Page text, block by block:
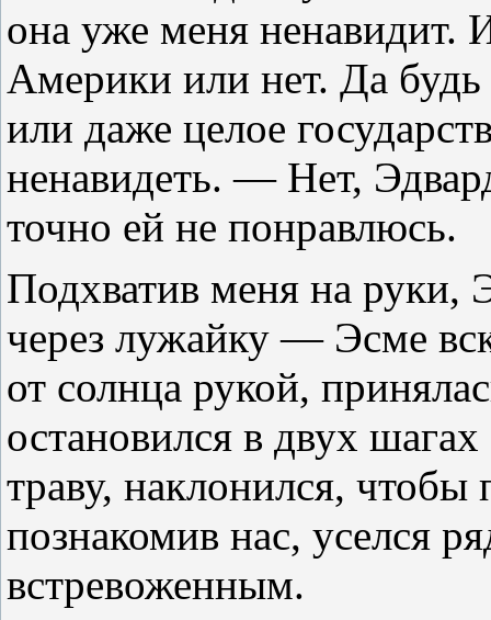
она уже меня ненавидит.
Америки или нет. Да
или даже целое
ненавидеть. — Нет,
точно ей не понравлюсь.
Подхватив меня на руки,
через лужайку — Эсме
от солнца рукой,
остановился в двух
траву, наклонился,
познакомив нас, уселся
встревоженным.